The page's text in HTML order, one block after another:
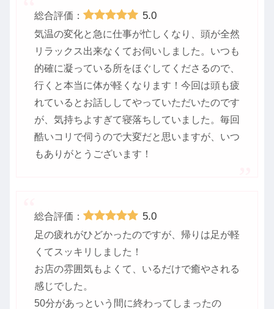
総合評価： 5.0
気温の変化と急に仕事が忙しくなり、頭が全然
リラックス出来なくてお伺いしました。いつも
的確に凝っている所をほぐしてくださるので、
行くと本当に体が軽くなります！今回は頭も疲
れているとお話ししてやっていただいたのです
が、気持ちよすぎて寝落ちしていました。毎回
酷いコリで伺うので大変だと思いますが、いつ
もありがとうございます！
総合評価： 5.0
足の疲れがひどかったのですが、帰りは足が軽
くてスッキリしました！
お店の雰囲気もよくて、いるだけで癒やされる
感じでした。
50分があっという間に終わってしまったの